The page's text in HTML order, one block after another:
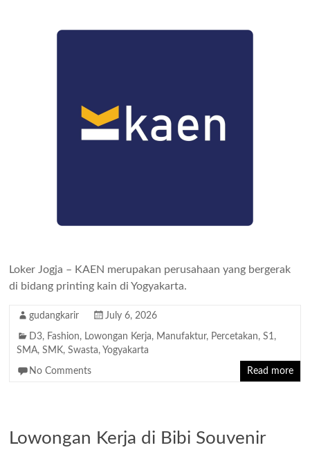
Loker Jogja – KAEN merupakan perusahaan yang bergerak
di bidang printing kain di Yogyakarta.
gudangkarir July 6, 2026
D3, Fashion, Lowongan Kerja, Manufaktur, Percetakan,S1,
SMA,SMK,Swasta, Yogyakarta
No Comments Read more
Lowongan Kerja di Bibi Souvenir